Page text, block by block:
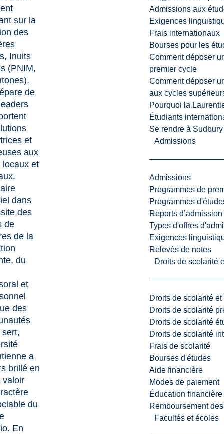
Admissions aux
Exigences
Frais internationaux
Bourses pour les
Comment déposer
premier cycle
Comment déposer
aux cycles
Pourquoi la
Étudiants
Se rendre à Sudbury
Admissions
Admissions
Programmes de
Programmes
Reports d’admission
Types d'offres
Exigences
Relevés de notes
Droits de scolarité
Droits de scolarité
Droits de scolarité
Droits de scolarité
Droits de scolarité
Frais de scolarité
Bourses d'études
Aide financière
Modes de paiement
Éducation financière
Remboursement
Facultés et écoles
sur la
des
Inuits
(PNIM,
de
et
aux
locaux et
dans
des
de
de la
du
et
des
sert,
a
brillé en
valoir
du
En